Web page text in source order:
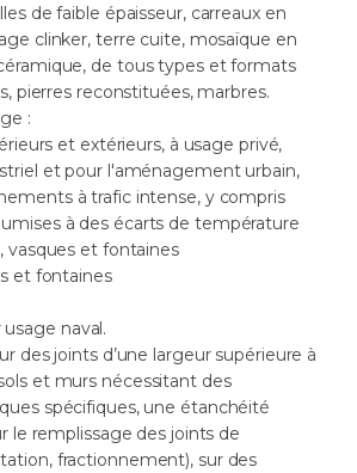
de faible épaisseur, carreaux en
clinker, terre cuite, mosaïque en
de tous types et formats
pierres reconstituées, marbres.
:
et extérieurs, à usage privé,
et pour l'aménagement urbain,
à trafic intense, y compris
à des écarts de température
vasques et fontaines
et fontaines
naval.
des joints d’une largeur supérieure à
et murs nécessitant des
spécifiques, une étanchéité
le remplissage des joints de
fractionnement), sur des